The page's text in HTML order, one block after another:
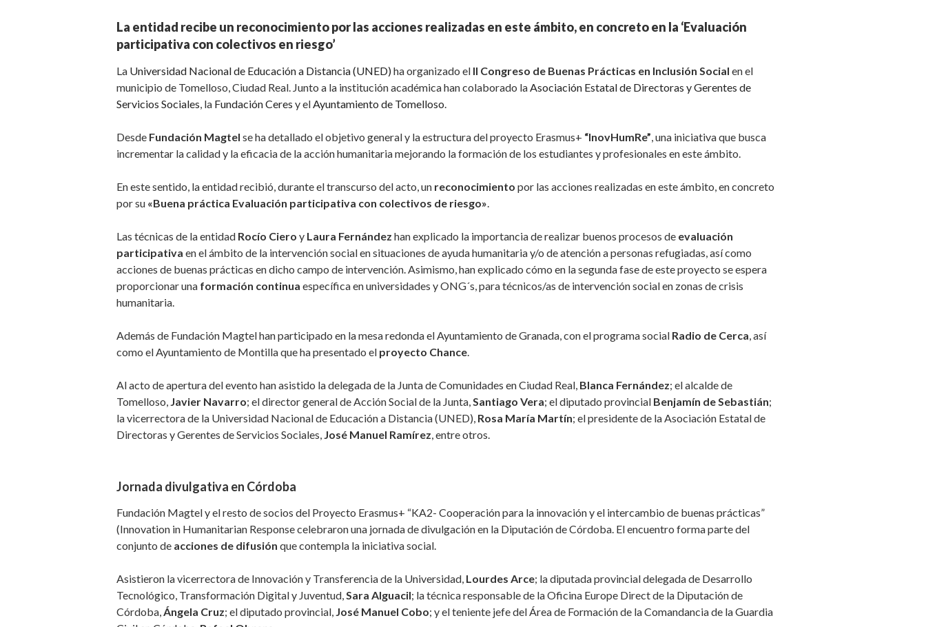
La entidad recibe un reconocimiento por las acciones realizadas en este ámbito, en concreto en la ‘Evaluación
participativa con colectivos en riesgo’
La Universidad Nacional de Educación a Distancia (UNED)ha organizado el II Congreso de Buenas Prácticas en Inclusión Social en el
municipio de Tomelloso, Ciudad Real. Junto a la institución académica han colaborado laAsociación Estatal de Directoras y Gerentes de
Servicios Sociales, la Fundación Ceres y elAyuntamiento de Tomelloso.
Desde Fundación Magtel se ha detallado el objetivo general y la estructura del proyecto Erasmus+ “InovHumRe”, una iniciativa que busca
incrementar la calidad y la eficacia de la acción humanitaria mejorando la formación de los estudiantes y profesionales en este ámbito.
En este sentido, la entidad recibió, durante el transcurso del acto, un reconocimiento por las acciones realizadas en este ámbito, en concreto
por su «Buena práctica Evaluación participativa con colectivos de riesgo».
Las técnicas de la entidad Rocío Ciero yLaura Fernández han explicado la importancia de realizar buenos procesos de evaluación
participativa en el ámbito de la intervención social en situaciones de ayuda humanitaria y/o de atención a personas refugiadas, así como
acciones de buenas prácticas en dicho campo de intervención. Asimismo, han explicado cómo en la segunda fase de este proyecto se espera
proporcionar una formación continua específica en universidades y ONG´s, para técnicos/as de intervención social en zonas de crisis
humanitaria.
Además de Fundación Magtel han participado en la mesa redonda el Ayuntamiento de Granada, con el programa social Radio de Cerca, así
como el Ayuntamiento de Montilla que ha presentado el proyecto Chance.
Al acto de apertura del evento han asistido la delegada de la Junta de Comunidades en Ciudad Real, Blanca Fernández; el alcalde de
Tomelloso, Javier Navarro; el director general de Acción Social de la Junta,Santiago Vera; el diputado provincial Benjamín de Sebastián;
la vicerrectora de la Universidad Nacional de Educación a Distancia (UNED), Rosa María Martín; el presidente de la Asociación Estatal de
Directoras y Gerentes de Servicios Sociales, José Manuel Ramírez, entre otros.
Jornada divulgativa en Córdoba
Fundación Magtel y el resto de socios del Proyecto Erasmus+ “KA2- Cooperación para la innovación y el intercambio de buenas prácticas”
(Innovation in Humanitarian Response celebraron una jornada de divulgación en la Diputación de Córdoba. El encuentro forma parte del
conjunto de acciones de difusión que contempla la iniciativa social.
Asistieron la vicerrectora de Innovación y Transferencia de la Universidad,Lourdes Arce; la diputada provincial delegada de Desarrollo
Tecnológico, Transformación Digital y Juventud,Sara Alguacil; la técnica responsable de la Oficina Europe Direct de la Diputación de
Córdoba,Ángela Cruz; el diputado provincial, José Manuel Cobo; y el teniente jefe del Área de Formación de la Comandancia de la Guardia